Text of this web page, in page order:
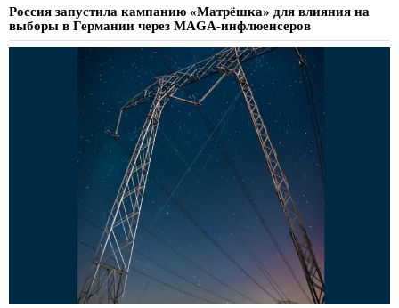
Россия запустила кампанию «Матрёшка» для влияния на
выборы в Германии через MAGA-инфлюенсеров